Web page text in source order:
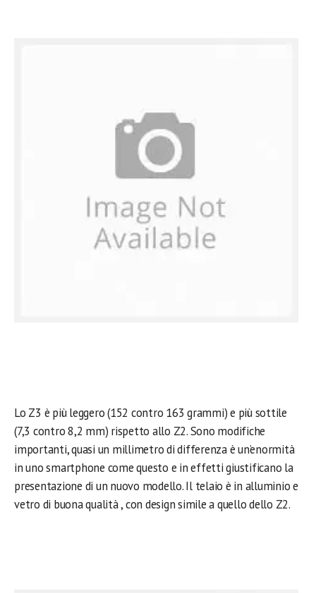
Lo Z3 è più leggero (152 contro 163 grammi) e più sottile
(7,3 contro 8,2 mm) rispetto allo Z2. Sono modifiche
importanti, quasi un millimetro di differenza è un’enormità
in uno smartphone come questo e in effetti giustificano la
presentazione di un nuovo modello. Il telaio è in alluminio e
vetro di buona qualità , con design simile a quello dello Z2.